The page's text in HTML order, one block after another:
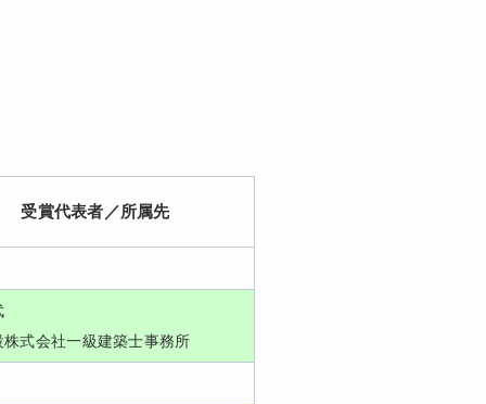
受賞代表者／所属先
株式会社一級建築士事務所